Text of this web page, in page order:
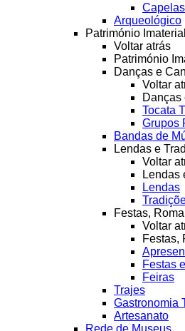
Capelas
Arqueológico
Património Imaterial
Voltar atrás
Património
Danças e
Voltar
Danças
Tocata
Grupos
Bandas de
Lendas e
Voltar
Lendas
Lendas
Festas,
Voltar
Festas,
Festas
Feiras
Trajes
Gastronomia
Artesanato
Rede de Museus